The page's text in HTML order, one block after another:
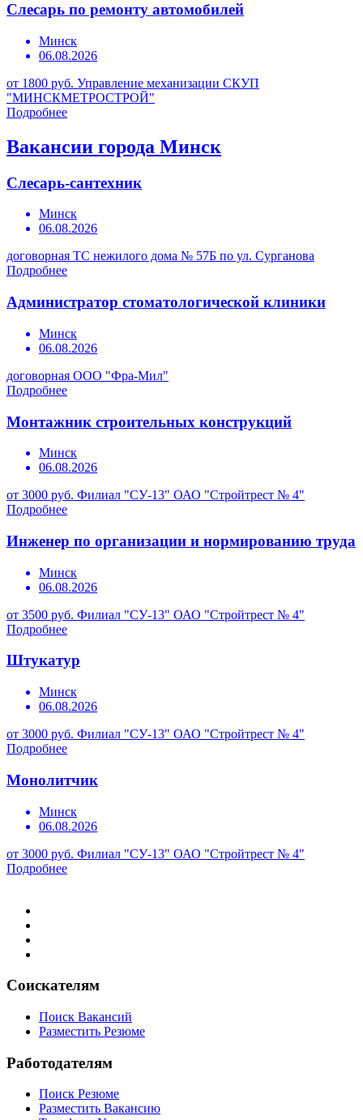
Слесарь по ремонту автомобилей
Минск
06.08.2026
от 1800 руб. Управление механизации СКУП
"МИНСКМЕТРОСТРОЙ"
Подробнее
Вакансии города Минск
Слесарь-сантехник
Минск
06.08.2026
договорная ТС нежилого дома № 57Б по ул. Сурганова
Подробнее
Администратор стоматологической клиники
Минск
06.08.2026
договорная ООО "Фра-Мил"
Подробнее
Монтажник строительных конструкций
Минск
06.08.2026
от 3000 руб. Филиал "СУ-13" ОАО "Стройтрест № 4"
Подробнее
Инженер по организации и нормированию труда
Минск
06.08.2026
от 3500 руб. Филиал "СУ-13" ОАО "Стройтрест № 4"
Подробнее
Штукатур
Минск
06.08.2026
от 3000 руб. Филиал "СУ-13" ОАО "Стройтрест № 4"
Подробнее
Монолитчик
Минск
06.08.2026
от 3000 руб. Филиал "СУ-13" ОАО "Стройтрест № 4"
Подробнее
Соискателям
Поиск Вакансий
Разместить Резюме
Работодателям
Поиск Резюме
Разместить Вакансию